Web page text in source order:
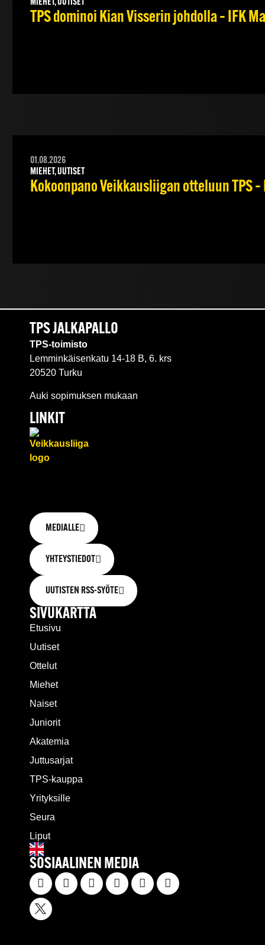
MIEHET, UUTISET
TPS dominoi Kian Visserin johdolla – IFK
01.08.2026
MIEHET, UUTISET
Kokoonpano Veikkausliigan otteluun TPS
TPS JALKAPALLO
TPS-toimisto
Lemminkäisenkatu 14-18 B, 6. krs
20520 Turku
Auki sopimuksen mukaan
LINKIT
MEDIALLE
YHTEYSTIEDOT
UUTISTEN RSS-SYÖTE
SIVUKARTTA
Etusivu
Uutiset
Ottelut
Miehet
Naiset
Juniorit
Akatemia
Juttusarjat
TPS-kauppa
Yrityksille
Seura
Liput
SOSIAALINEN MEDIA